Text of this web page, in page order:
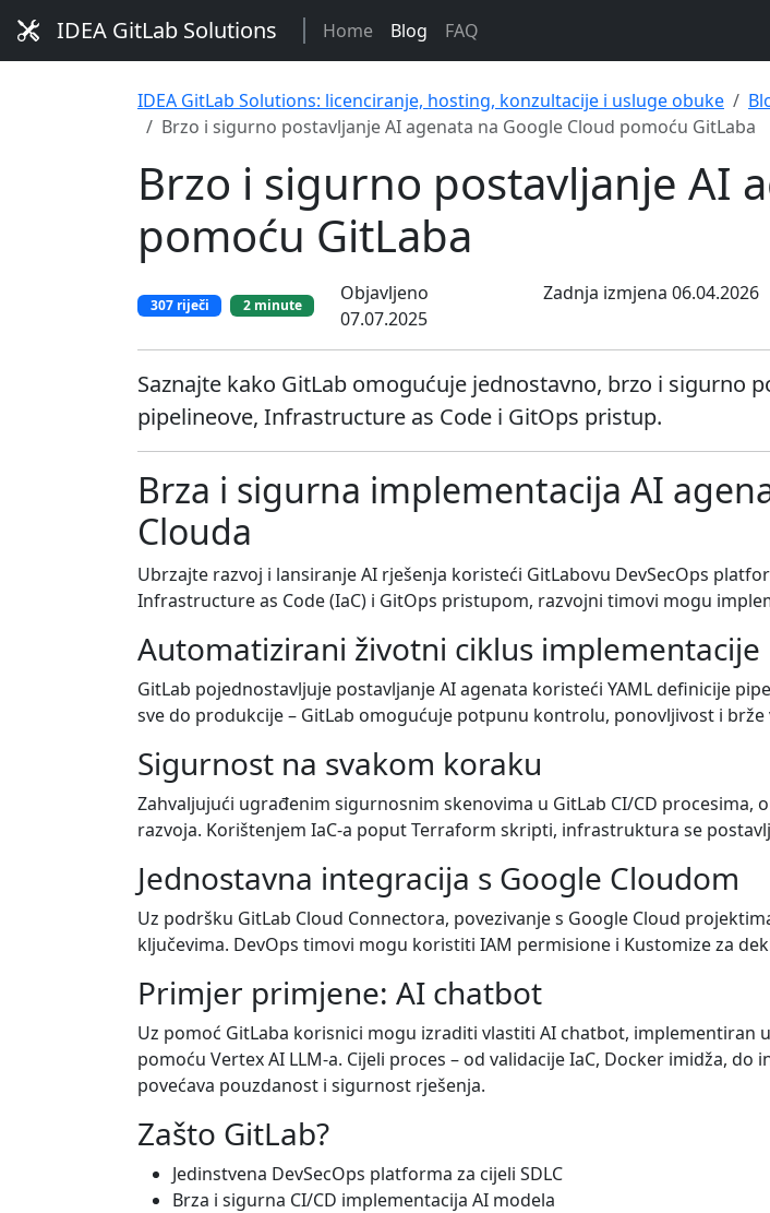
IDEA GitLab Solutions Home Blog FAQ
IDEA GitLab Solutions: licenciranje, hosting, konzultacije i usluge obuke
Brzo i sigurno postavljanje AI agenata na Google Cloud pomoću GitLaba
Brzo i sigurno postavljanje AI
pomoću GitLaba
307 riječi 2 minute
Objavljeno
07.07.2025
Zadnja izmjena 06.04.2026
Saznajte kako GitLab omogućuje jednostavno, brzo i sigurno
pipelineove, Infrastructure as Code i GitOps pristup.
Brza i sigurna implementacija AI
Clouda
Ubrzajte razvoj i lansiranje AI rješenja koristeći GitLabovu DevSecOps
Infrastructure as Code (IaC) i GitOps pristupom, razvojni timovi mogu
Automatizirani životni ciklus implementacije
GitLab pojednostavljuje postavljanje AI agenata koristeći YAML definicije
sve do produkcije – GitLab omogućuje potpunu kontrolu, ponovljivost i
Sigurnost na svakom koraku
Zahvaljujući ugrađenim sigurnosnim skenovima u GitLab CI/CD
razvoja. Korištenjem IaC-a poput Terraform skripti, infrastruktura se
Jednostavna integracija s Google Cloudom
Uz podršku GitLab Cloud Connectora, povezivanje s Google Cloud
ključevima. DevOps timovi mogu koristiti IAM permisione i Kustomize za
Primjer primjene: AI chatbot
Uz pomoć GitLaba korisnici mogu izraditi vlastiti AI chatbot, implementiran
pomoću Vertex AI LLM-a. Cijeli proces – od validacije IaC, Docker imidža,
povećava pouzdanost i sigurnost rješenja.
Zašto GitLab?
Jedinstvena DevSecOps platforma za cijeli SDLC
Brza i sigurna CI/CD implementacija AI modela